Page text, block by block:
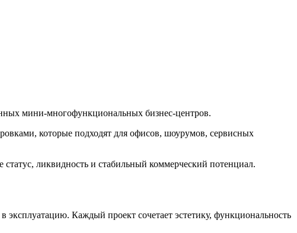
мини-многофункциональных бизнес-центров.
которые подходят для офисов, шоурумов, сервисных
ликвидность и стабильный коммерческий потенциал.
Каждый проект сочетает эстетику, функциональность